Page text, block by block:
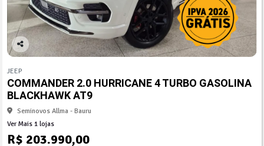
Co
arti
lhe
JEEP
COMMANDER 2.0 HURRICANE 4 TURBO GASOLINA
BLACKHAWK AT9
Seminovos Allma - Bauru
Ver Mais 1 lojas
R$ 203.990,00